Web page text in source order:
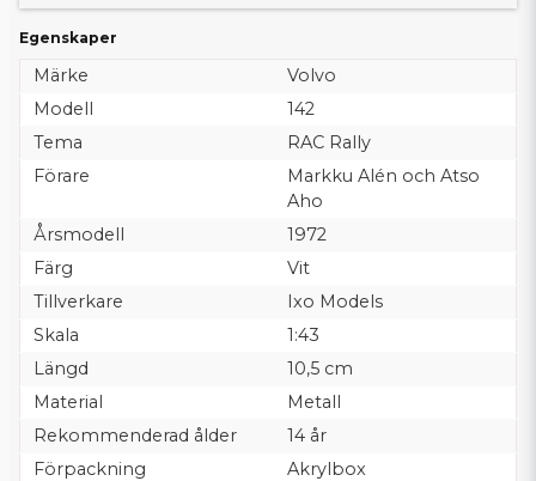
Egenskaper
Märke
Volvo
Modell
142
Tema
RAC Rally
Förare
Markku Alén och Atso
Aho
Årsmodell
1972
Färg
Vit
Tillverkare
Ixo Models
Skala
1:43
Längd
10,5 cm
Material
Metall
Rekommenderad ålder
14 år
Förpackning
Akrylbox